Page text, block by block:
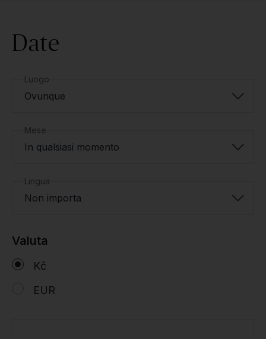
Date
Luogo
Ovunque
Mese
In qualsiasi momento
Lingua
Non importa
Valuta
Kč
EUR